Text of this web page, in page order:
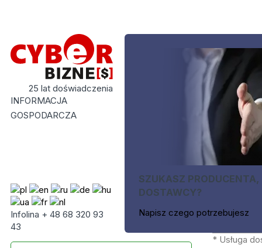
25 lat doświadczenia
INFORMACJA
GOSPODARCZA
Infolina + 48 68 320 93
43
SZUKASZ PRODUCENTA,
DOSTAWCY?
Napisz czego potrzebujesz
* Usługa